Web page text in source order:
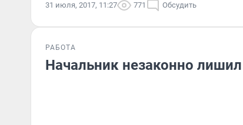
31 июля, 2017, 11:27 771 Обсудить
РАБОТА
Начальник незаконно